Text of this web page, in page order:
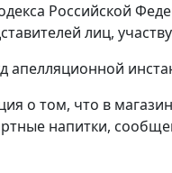
Российской
лиц,
о том, что в
напитки,